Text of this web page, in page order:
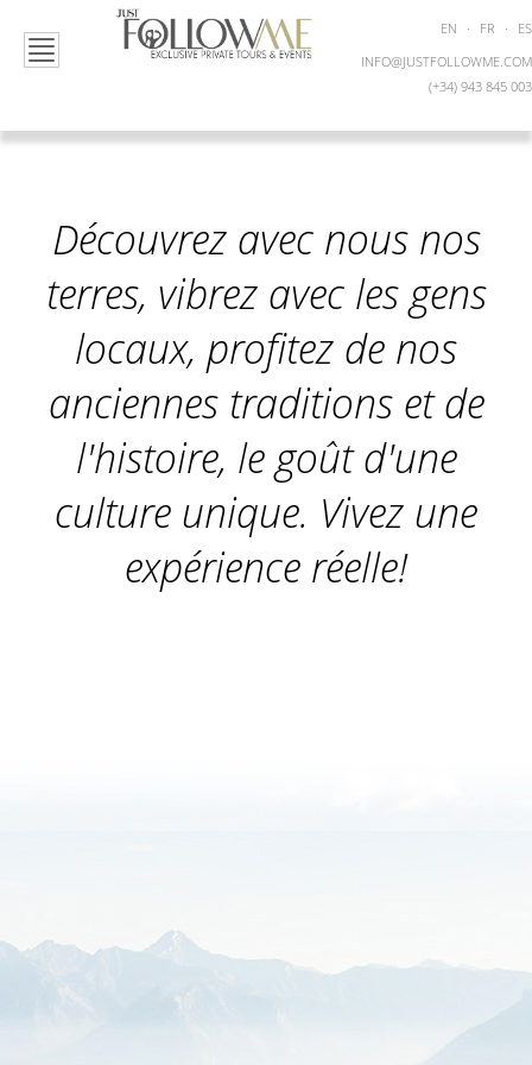
EN · FR · ES
INFO@JUSTFOLLOWME.COM
(+34) 943 845 003
Découvrez avec nous nos
terres, vibrez avec les gens
locaux, profitez de nos
anciennes traditions et de
l'histoire, le goût d'une
culture unique. Vivez une
expérience réelle!